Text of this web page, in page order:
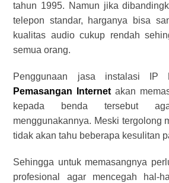
tahun 1995. Namun jika
telepon standar, harganya bisa
kualitas audio cukup rendah
semua orang.
Penggunaan jasa instalasi IP
Pemasangan Internetakan
kepada benda tersebut
menggunakannya. Meski tergolong
tidak akan tahu beberapa kesulitan
Sehingga untuk memasangnya
profesional agar mencegah hal-